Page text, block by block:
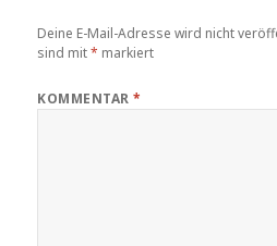
Deine E-Mail-Adresse wird nicht
sind mit* markiert
KOMMENTAR*